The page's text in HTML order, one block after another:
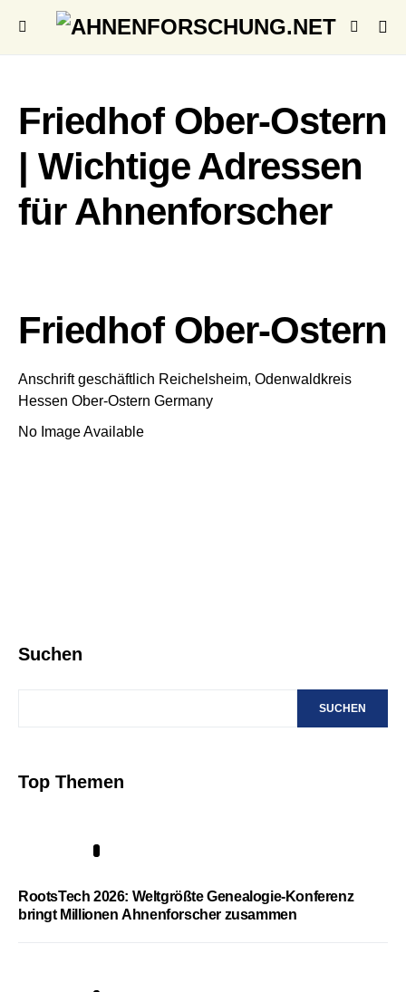
Friedhof Ober-Ostern
| Wichtige Adressen
für Ahnenforscher
Friedhof Ober-Ostern
Anschrift geschäftlich Reichelsheim, Odenwaldkreis
Hessen Ober-Ostern Germany
No Image Available
Suchen
SUCHEN
Top Themen
RootsTech 2026: Weltgrößte Genealogie-Konferenz
bringt Millionen Ahnenforscher zusammen